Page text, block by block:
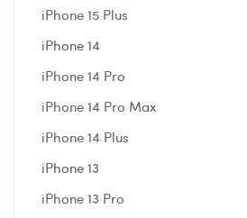
iPhone 15 Plus
iPhone 14
iPhone 14 Pro
iPhone 14 Pro Max
iPhone 14 Plus
iPhone 13
iPhone 13 Pro